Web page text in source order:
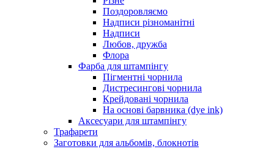
Поздоровляємо
Надписи різноманітні
Надписи
Любов, дружба
Флора
Фарба для штампінгу
Пігментні чорнила
Дистресингові чорнила
Крейдовані чорнила
На основі барвника (dye ink)
Аксесуари для штампінгу
Трафарети
Заготовки для альбомів, блокнотів